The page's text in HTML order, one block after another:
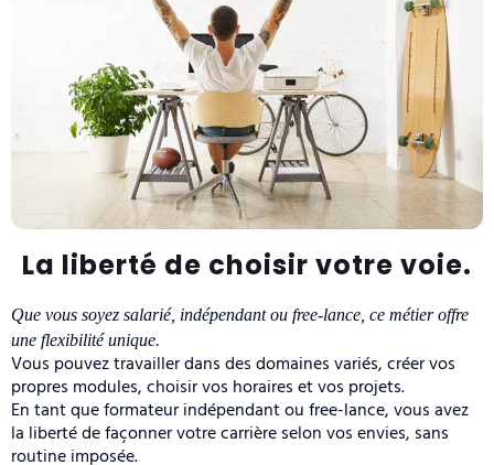
La liberté de choisir votre voie.
Que vous soyez salarié, indépendant ou free-lance, ce métier offre
une flexibilité unique.
Vous pouvez travailler dans des domaines variés, créer vos
propres modules, choisir vos horaires et vos projets.
En tant que formateur indépendant ou free-lance, vous avez
la liberté de façonner votre carrière selon vos envies, sans
routine imposée.